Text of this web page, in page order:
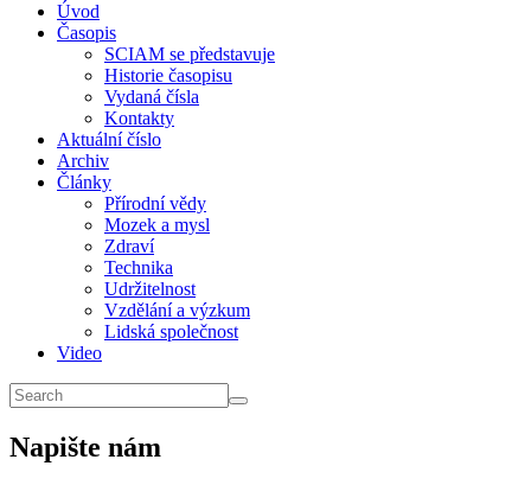
Úvod
Časopis
SCIAM se představuje
Historie časopisu
Vydaná čísla
Kontakty
Aktuální číslo
Archiv
Články
Přírodní vědy
Mozek a mysl
Zdraví
Technika
Udržitelnost
Vzdělání a výzkum
Lidská společnost
Video
Napište nám